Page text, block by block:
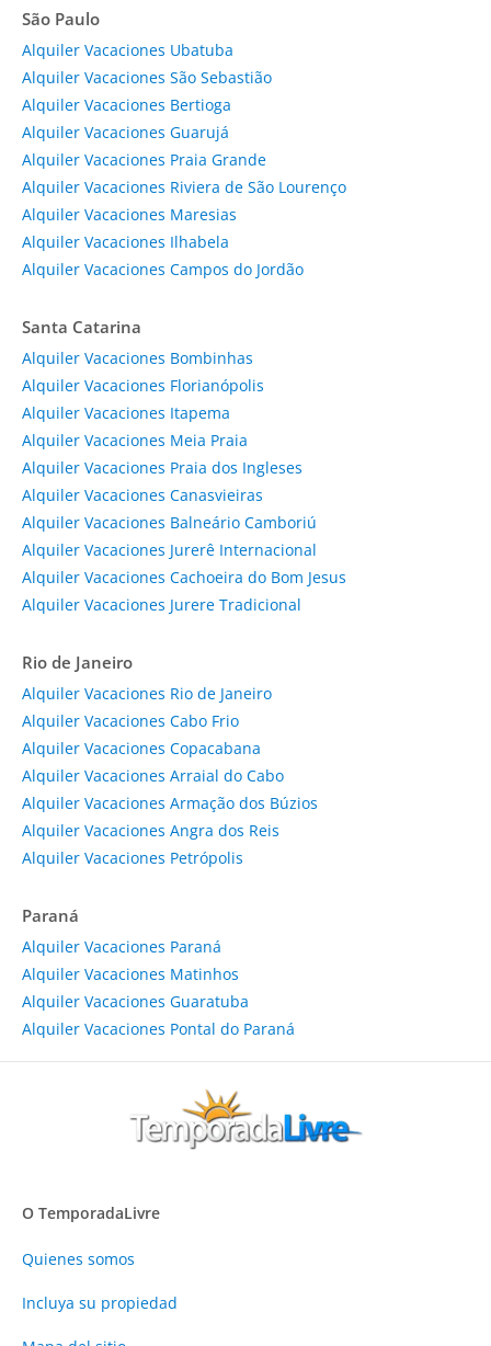
São Paulo
Alquiler Vacaciones Ubatuba
Alquiler Vacaciones São Sebastião
Alquiler Vacaciones Bertioga
Alquiler Vacaciones Guarujá
Alquiler Vacaciones Praia Grande
Alquiler Vacaciones Riviera de São Lourenço
Alquiler Vacaciones Maresias
Alquiler Vacaciones Ilhabela
Alquiler Vacaciones Campos do Jordão
Santa Catarina
Alquiler Vacaciones Bombinhas
Alquiler Vacaciones Florianópolis
Alquiler Vacaciones Itapema
Alquiler Vacaciones Meia Praia
Alquiler Vacaciones Praia dos Ingleses
Alquiler Vacaciones Canasvieiras
Alquiler Vacaciones Balneário Camboriú
Alquiler Vacaciones Jurerê Internacional
Alquiler Vacaciones Cachoeira do Bom Jesus
Alquiler Vacaciones Jurere Tradicional
Rio de Janeiro
Alquiler Vacaciones Rio de Janeiro
Alquiler Vacaciones Cabo Frio
Alquiler Vacaciones Copacabana
Alquiler Vacaciones Arraial do Cabo
Alquiler Vacaciones Armação dos Búzios
Alquiler Vacaciones Angra dos Reis
Alquiler Vacaciones Petrópolis
Paraná
Alquiler Vacaciones Paraná
Alquiler Vacaciones Matinhos
Alquiler Vacaciones Guaratuba
Alquiler Vacaciones Pontal do Paraná
O TemporadaLivre
Quienes somos
Incluya su propiedad